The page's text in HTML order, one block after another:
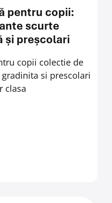
pentru copii:
scurte
și preșcolari